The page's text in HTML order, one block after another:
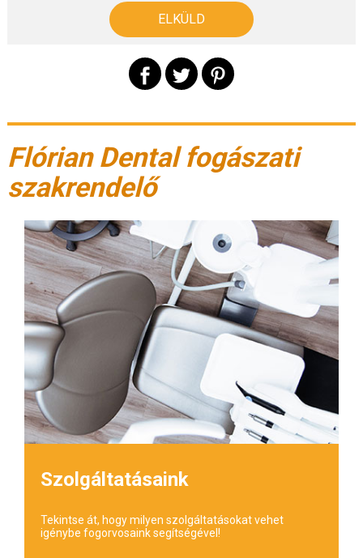
Flórian Dental fogászati
szakrendelő
Szolgáltatásaink
Tekintse át, hogy milyen szolgáltatásokat vehet
igénybe fogorvosaink segítségével!